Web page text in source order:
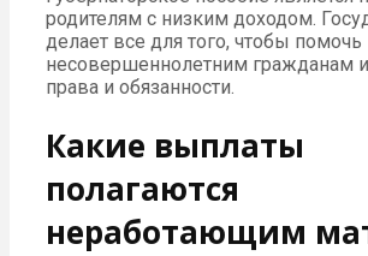
родителям с низким доходом.
делает все для того, чтобы помочь
несовершеннолетним гражданам
права и обязанности.
Какие выплаты
полагаются
неработающим